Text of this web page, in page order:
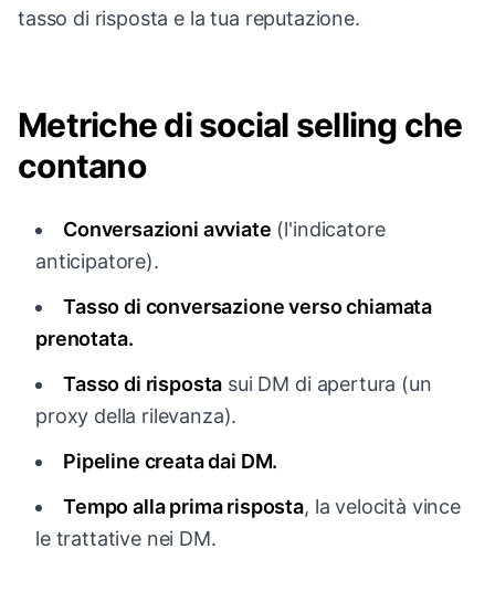
tasso di risposta e la tua reputazione.
Metriche di social selling che
contano
Conversazioni avviate (l'indicatore
anticipatore).
Tasso di conversazione verso chiamata
prenotata.
Tasso di risposta sui DM di apertura (un
proxy della rilevanza).
Pipeline creata dai DM.
Tempo alla prima risposta, la velocità vince
le trattative nei DM.